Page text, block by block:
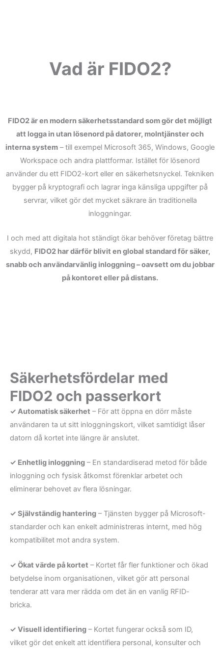
Vad är FIDO2?
FIDO2 är en modern säkerhetsstandard som gör det möjligt
att logga in utan lösenord på datorer, molntjänster och
interna system – till exempel Microsoft 365, Windows, Google
Workspace och andra plattformar. Istället för lösenord
använder du ett FIDO2-kort eller en säkerhetsnyckel. Tekniken
bygger på kryptografi och lagrar inga känsliga uppgifter på
servrar, vilket gör det mycket säkrare än traditionella
inloggningar.
I och med att digitala hot ständigt ökar behöver företag bättre
skydd, FIDO2 har därför blivit en global standard för säker,
snabb och användarvänlig inloggning – oavsett om du jobbar
på kontoret eller på distans.
Säkerhetsfördelar med
FIDO2 och passerkort
✓ Automatisk säkerhet – För att öppna en dörr måste
användaren ta ut sitt inloggningskort, vilket samtidigt låser
datorn då kortet inte längre är anslutet.
✓ Enhetlig inloggning – En standardiserad metod för både
inloggning och fysisk åtkomst förenklar arbetet och
eliminerar behovet av flera lösningar.
✓ Självständig hantering – Tjänsten bygger på Microsoft-
standarder och kan enkelt administreras internt, med hög
kompatibilitet mot andra system.
✓ Ökat värde på kortet – Kortet får fler funktioner och ökad
betydelse inom organisationen, vilket gör att personal
tenderar att vara mer rädda om det än en vanlig RFID-
bricka.
✓ Visuell identifiering – Kortet fungerar också som ID,
vilket gör det enkelt att identifiera personal, konsulter och